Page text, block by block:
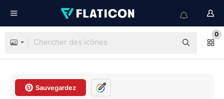
0
Sauvegardez